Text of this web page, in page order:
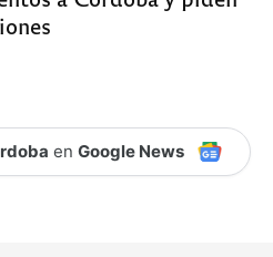
en Google News